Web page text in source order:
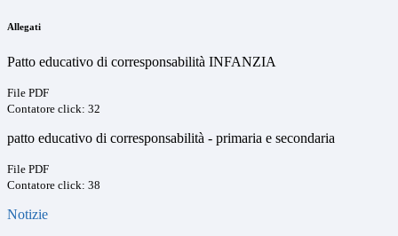
Allegati
Patto educativo di corresponsabilità INFANZIA
File PDF
Contatore click: 32
patto educativo di corresponsabilità - primaria e secondaria
File PDF
Contatore click: 38
Notizie